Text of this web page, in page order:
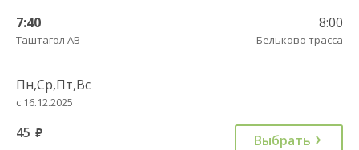
7:40
Таштагол АВ
8:00
Бельково трасса
Пн,Ср,Пт,Вс
с 16.12.2025
45 руб. Выбрать